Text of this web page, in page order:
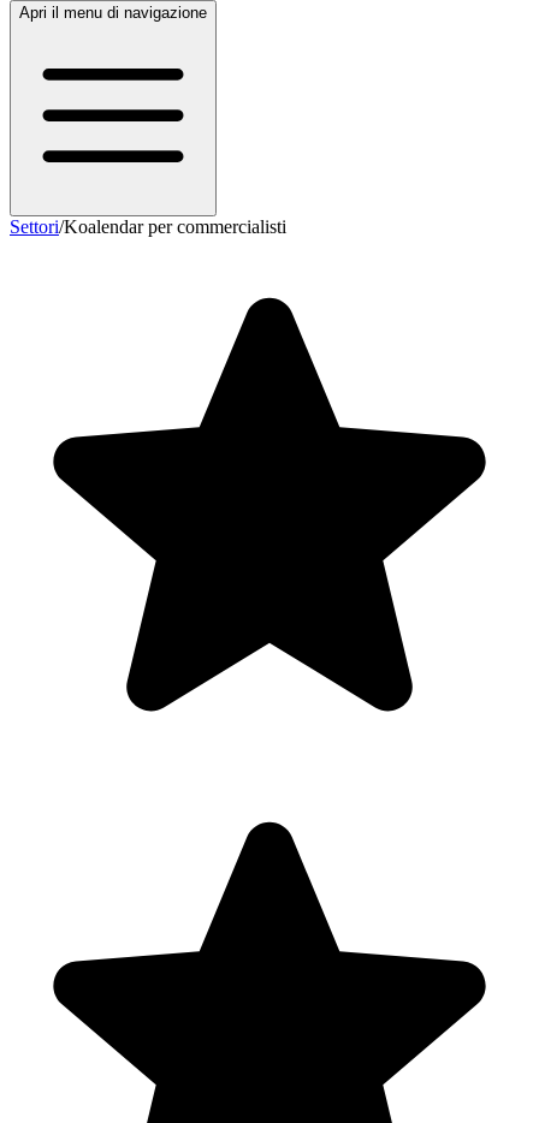
Apri il menu di navigazione
Settori/Koalendar per commercialisti